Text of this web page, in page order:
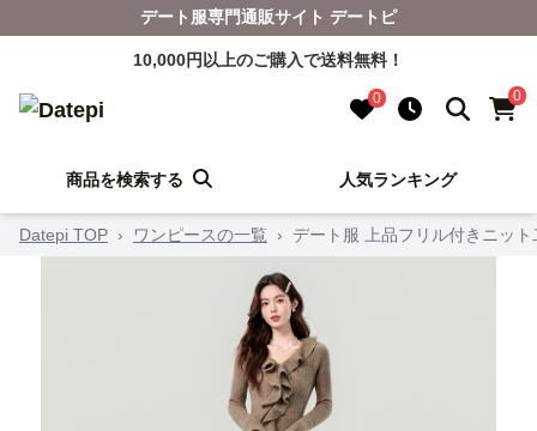
デート服専門通販サイト デートピ
10,000円以上のご購入で送料無料！
0 0
商品を検索する 人気ランキング
Datepi TOP › ワンピースの一覧 › デート服 上品フリル付きニッ